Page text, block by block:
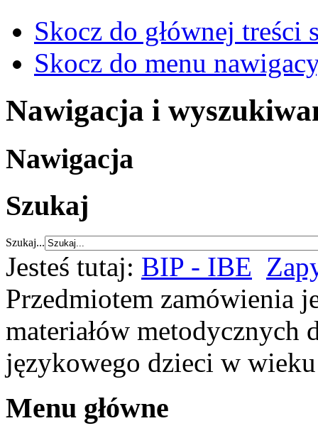
Skocz do głównej treści
Skocz do menu
Nawigacja i
Nawigacja
Szukaj
Szukaj...
Jesteś tutaj: BIP - IBE
Przedmiotem zamówienia
materiałów metodycznych
językowego dzieci w
Menu główne